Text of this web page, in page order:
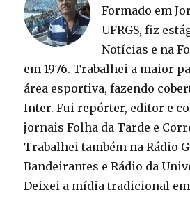
Formado em
UFRGS, fiz
Notícias e na
em 1976. Trabalhei a maior
área esportiva, fazendo
Inter. Fui repórter, editor e
jornais Folha da Tarde e
Trabalhei também na Rádio
Bandeirantes e Rádio da
Deixei a mídia tradicional em